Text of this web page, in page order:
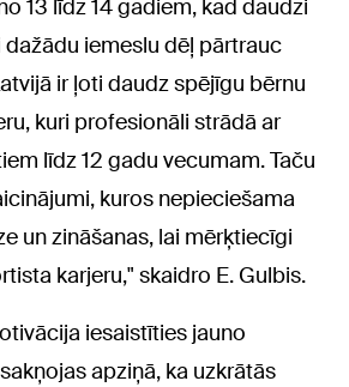
13 līdz 14 gadiem, kad daudzi
iemeslu dēļ pārtrauc
ir ļoti daudz spējīgu bērnu
kuri profesionāli strādā ar
līdz 12 gadu vecumam. Taču
kuros nepieciešama
un zināšanas, lai mērķtiecīgi
karjeru," skaidro E. Gulbis.
iesaistīties jauno
apziņā, ka uzkrātās